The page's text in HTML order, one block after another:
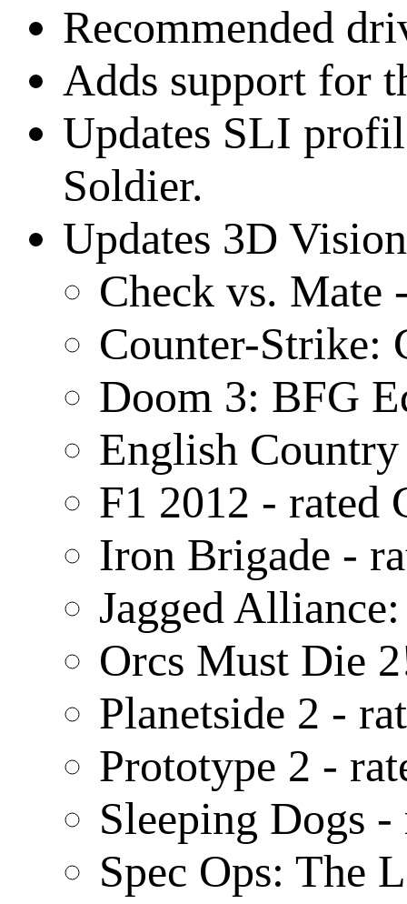
Recommended
Adds support for
Updates SLI
Soldier.
Updates 3D
Check vs. Mate
Counter-Strike:
Doom 3: BFG
English
F1 2012 - rated
Iron Brigade -
Jagged
Orcs Must Die
Planetside 2 -
Prototype 2 -
Sleeping Dogs -
Spec Ops: The